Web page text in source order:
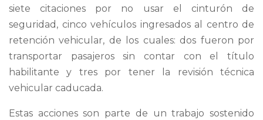
siete citaciones por no usar el cinturón de
seguridad, cinco vehículos ingresados al centro de
retención vehicular, de los cuales: dos fueron por
transportar pasajeros sin contar con el título
habilitante y tres por tener la revisión técnica
vehicular caducada.
Estas acciones son parte de un trabajo sostenido